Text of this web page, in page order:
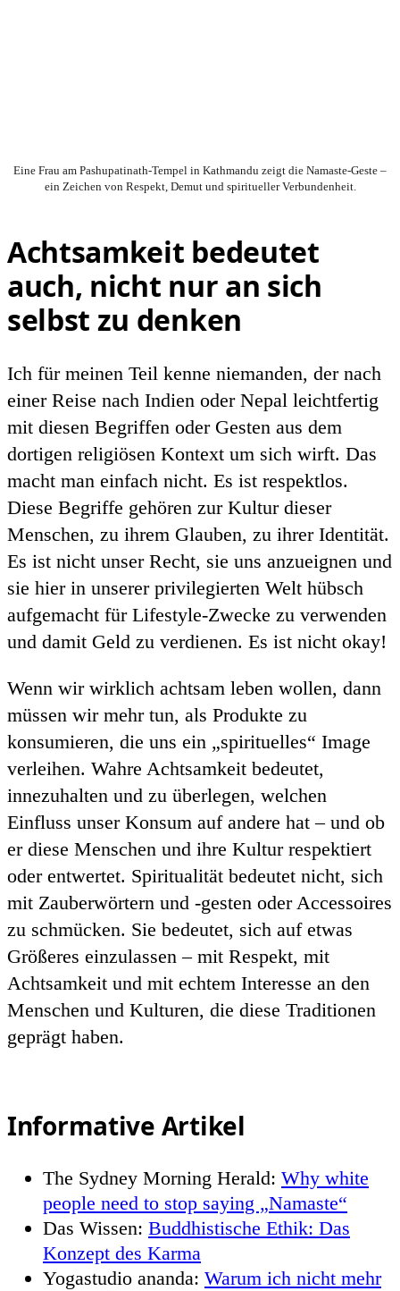
Eine Frau am Pashupatinath-Tempel in Kathmandu zeigt die Namaste-Geste –
ein Zeichen von Respekt, Demut und spiritueller Verbundenheit.
Achtsamkeit bedeutet
auch, nicht nur an sich
selbst zu denken
Ich für meinen Teil kenne niemanden, der nach
einer Reise nach Indien oder Nepal leichtfertig
mit diesen Begriffen oder Gesten aus dem
dortigen religiösen Kontext um sich wirft. Das
macht man einfach nicht. Es ist respektlos.
Diese Begriffe gehören zur Kultur dieser
Menschen, zu ihrem Glauben, zu ihrer Identität.
Es ist nicht unser Recht, sie uns anzueignen und
sie hier in unserer privilegierten Welt hübsch
aufgemacht für Lifestyle-Zwecke zu verwenden
und damit Geld zu verdienen. Es ist nicht okay!
Wenn wir wirklich achtsam leben wollen, dann
müssen wir mehr tun, als Produkte zu
konsumieren, die uns ein „spirituelles“ Image
verleihen. Wahre Achtsamkeit bedeutet,
innezuhalten und zu überlegen, welchen
Einfluss unser Konsum auf andere hat – und ob
er diese Menschen und ihre Kultur respektiert
oder entwertet. Spiritualität bedeutet nicht, sich
mit Zauberwörtern und -gesten oder Accessoires
zu schmücken. Sie bedeutet, sich auf etwas
Größeres einzulassen – mit Respekt, mit
Achtsamkeit und mit echtem Interesse an den
Menschen und Kulturen, die diese Traditionen
geprägt haben.
Informative Artikel
The Sydney Morning Herald: Why white
people need to stop saying „Namaste“
Das Wissen: Buddhistische Ethik: Das
Konzept des Karma
Yogastudio ananda: Warum ich nicht mehr